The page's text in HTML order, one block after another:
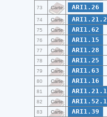
73 Carte ARI1.26
74 Carte ARI1.21.2
75 Carte ARI1.62
76 Carte ARI1.15
77 Carte ARI1.28
78 Carte ARI1.25
79 Carte ARI1.63
80 Carte ARI1.16
81 Carte ARI1.21.1
82 Carte ARI1.52.1
83 Carte ARI1.39